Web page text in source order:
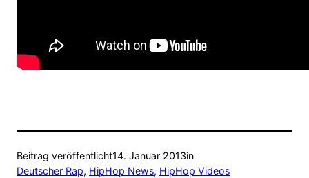
Beitrag veröffentlicht14. Januar 2013in
Deutscher Rap, HipHop News, HipHop Videos